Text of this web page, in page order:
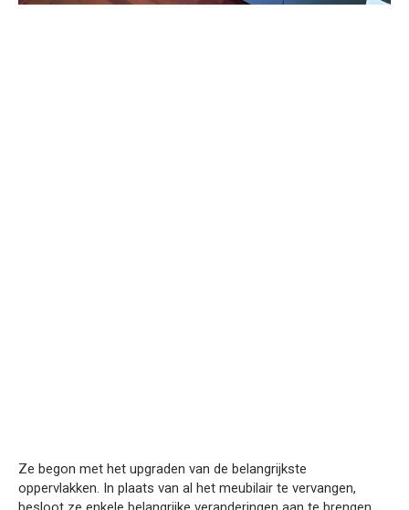
Ze begon met het upgraden van de belangrijkste
oppervlakken. In plaats van al het meubilair te vervangen,